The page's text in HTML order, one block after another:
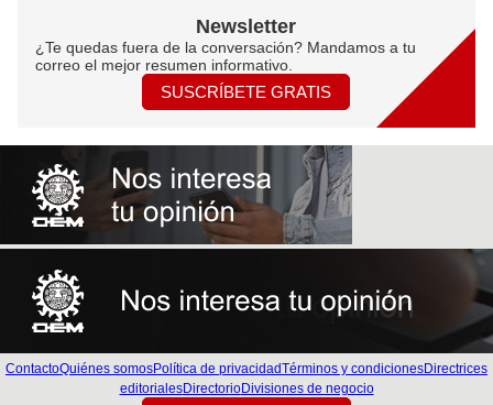
Newsletter
¿Te quedas fuera de la conversación? Mandamos a tu
correo el mejor resumen informativo.
SUSCRÍBETE GRATIS
ContactoQuiénes somosPolítica de privacidadTérminos y condicionesDirectrices
editorialesDirectorioDivisiones de negocio